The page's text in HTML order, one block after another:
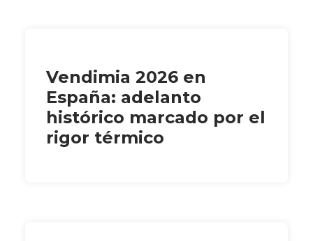
Vendimia 2026 en
España: adelanto
histórico marcado por el
rigor térmico